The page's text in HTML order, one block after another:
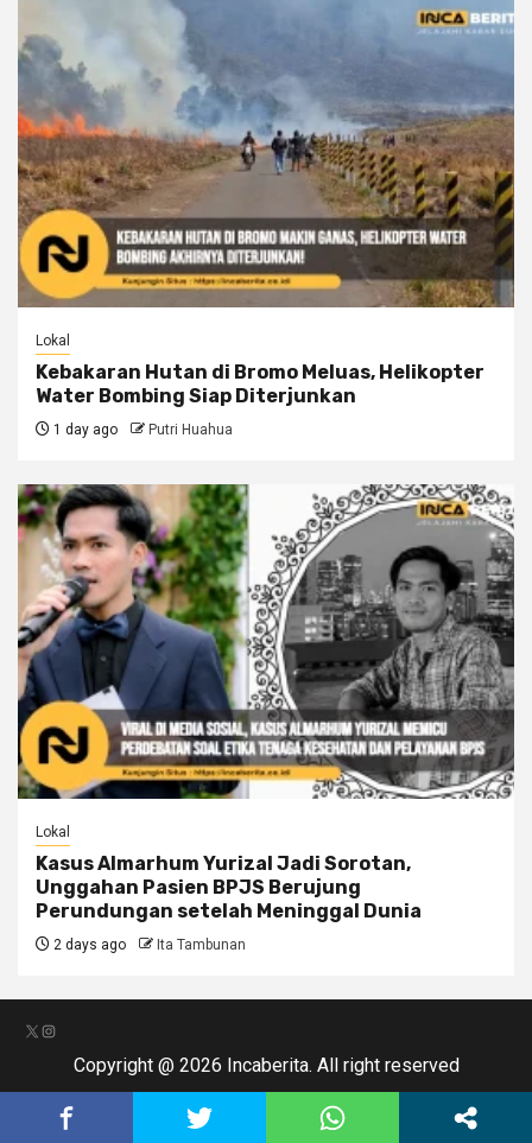
Lokal
Kebakaran Hutan di Bromo Meluas, Helikopter
Water Bombing Siap Diterjunkan
1 day ago Putri Huahua
Lokal
Kasus Almarhum Yurizal Jadi Sorotan,
Unggahan Pasien BPJS Berujung
Perundungan setelah Meninggal Dunia
2 days ago Ita Tambunan
X Instagram
Copyright @ 2026 Incaberita. All right reserved